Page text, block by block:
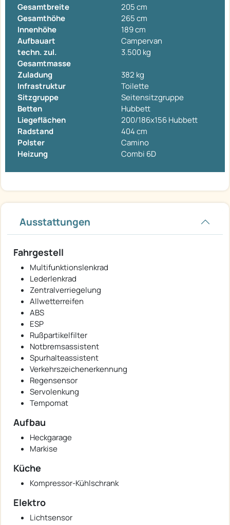
Gesamtbreite
205 cm
Gesamthöhe
265 cm
Innenhöhe
189 cm
Aufbauart
Campervan
techn. zul.
Gesamtmasse
3.500 kg
Zuladung
382 kg
Infrastruktur
Toilette
Sitzgruppe
Seitensitzgruppe
Betten
Hubbett
Liegeflächen
200/186x156 Hubbett
Radstand
404 cm
Polster
Camino
Heizung
Combi 6D
Ausstattungen
Fahrgestell
Multifunktionslenkrad
Lederlenkrad
Zentralverriegelung
Allwetterreifen
ABS
ESP
Rußpartikelfilter
Notbremsassistent
Spurhalteassistent
Verkehrszeichenerkennung
Regensensor
Servolenkung
Tempomat
Aufbau
Heckgarage
Markise
Küche
Kompressor-Kühlschrank
Elektro
Lichtsensor